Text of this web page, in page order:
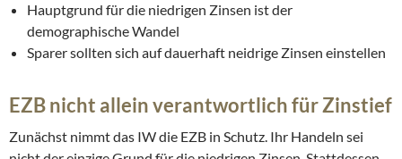
Hauptgrund für die niedrigen Zinsen ist der
demographische Wandel
Sparer sollten sich auf dauerhaft neidrige Zinsen einstellen
EZB nicht allein verantwortlich für Zinstief
Zunächst nimmt das IW die EZB in Schutz. Ihr Handeln sei